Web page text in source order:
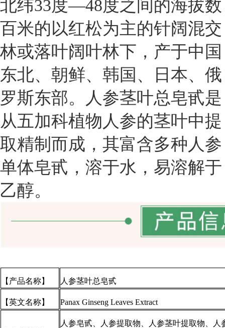
北纬33度—48度之间的海拔数
百米的以红松为主的针阔混交
林或落叶阔叶林下，产于中国
东北、朝鲜、韩国、日本、俄
罗斯东部。人参茎叶总皂甙是
从五加科植物人参的茎叶中提
取精制而成，其富含多种人参
单体皂甙，溶于水，易溶解于
乙醇。
【产品名称】 人参茎叶总皂甙
【英文名称】 Panax Ginseng Leaves Extract
人参皂甙、人参提取物、人参茎叶提取物、